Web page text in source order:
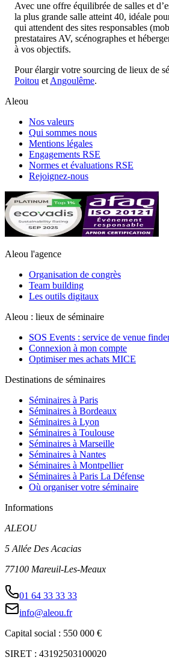
Avec une offre équilibrée de salles et
la plus grande salle atteint 40, idéale
qui attendent des sites responsables
prestataires AV, scénographes et
à vos objectifs.
Pour élargir votre sourcing de lieux de
Poitou etAngoulême.
Aleou
Nos valeurs
Qui sommes nous
Mentions légales
Engagements RSE
Normes et évaluations RSE
Rejoignez-nous
Aleou l'agence
Organisation de congrès
Team building
Les outils digitaux
Aleou : lieux de séminaire
SOS Events : service de venue
Connexion à mon compte
Optimiser mes achats MICE
Destinations de séminaires
Séminaires à Paris
Séminaires à Bordeaux
Séminaires à Lyon
Séminaires à Toulouse
Séminaires à Marseille
Séminaires à Nantes
Séminaires à Montpellier
Séminaires à Paris La Défense
Où organiser votre séminaire
Informations
ALEOU
5 Allée Des Acacias
77100 Mareuil-Les-Meaux
01 64 33 33 33
info@aleou.fr
Capital social : 550 000 €
SIRET : 43192503100020